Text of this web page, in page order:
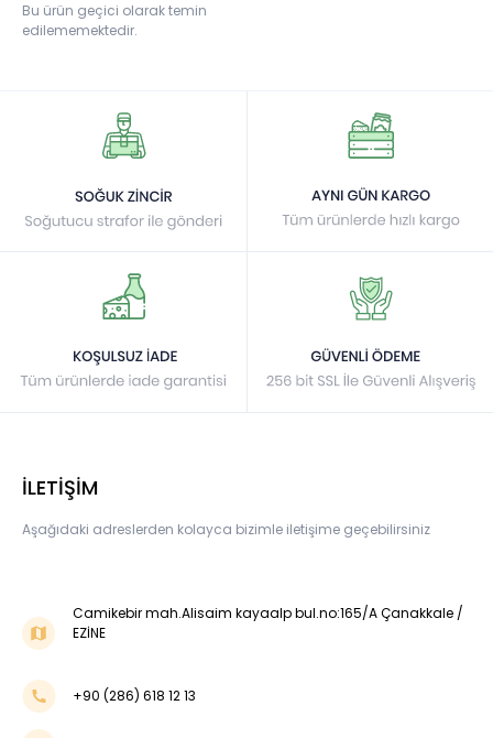
Bu ürün geçici olarak temin
edilememektedir.
İLETİŞİM
Aşağıdaki adreslerden kolayca bizimle iletişime geçebilirsiniz
Camikebir mah.Alisaim kayaalp bul.no:165/A Çanakkale /
EZİNE
+90 (286) 618 12 13